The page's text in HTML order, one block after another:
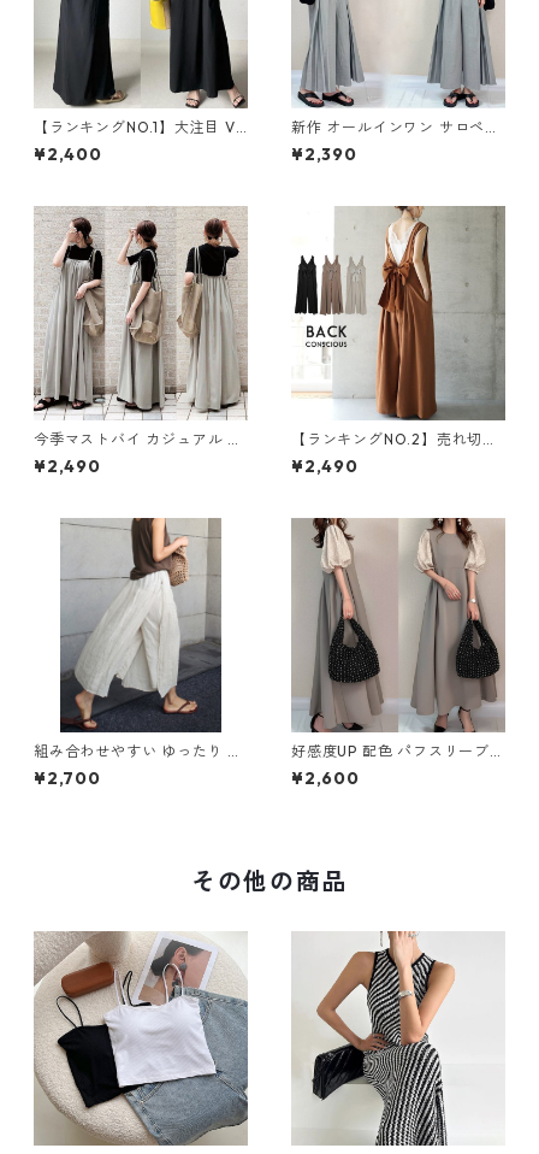
【ランキングNO.1】大注目 V
ネック ノースリーブ ワンピー
ス m-738
¥2,400
新作 オールインワン サロペッ
トパンツ m-462
¥2,390
今季マストバイ カジュアル ゆ
ったりキャミワンピース m-4
65
¥2,490
【ランキングNO.2】売れ切れ
必至 バックリボン4色展開 オ
ールインワン m-385
¥2,490
組み合わせやすい ゆったり キ
ュロットスカート パンツ m-7
63
¥2,700
好感度UP 配色 パフスリーブ
ラウンドネック Aライン ワン
ピース m-757
¥2,600
その他の商品